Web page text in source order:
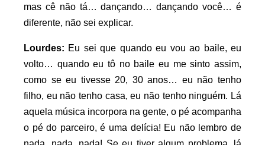
mas cê não tá… dançando… dançando você… é
diferente, não sei explicar.
Lourdes: Eu sei que quando eu vou ao baile, eu
volto… quando eu tô no baile eu me sinto assim,
como se eu tivesse 20, 30 anos… eu não tenho
filho, eu não tenho casa, eu não tenho ninguém. Lá
aquela música incorpora na gente, o pé acompanha
o pé do parceiro, é uma delícia! Eu não lembro de